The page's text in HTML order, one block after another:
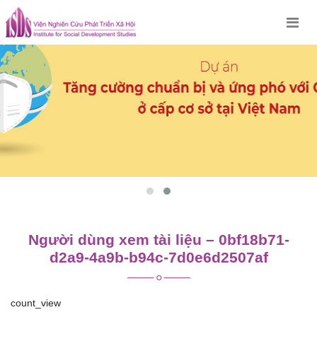
Skip
to
content
Người dùng xem tài liệu – 0bf18b71-
d2a9-4a9b-b94c-7d0e6d2507af
count_view